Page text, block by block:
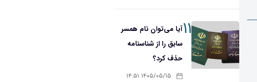
۱۱آیا می‌توان نام همسر
سابق را از شناسنامه
حذف کرد؟
۱۴۰۵/۰۵/۱۵ ۱۴:۵۱